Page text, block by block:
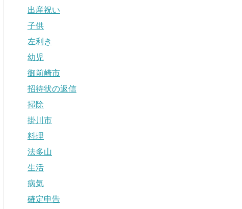
出産祝い
子供
左利き
幼児
御前崎市
招待状の返信
掃除
掛川市
料理
法多山
生活
病気
確定申告